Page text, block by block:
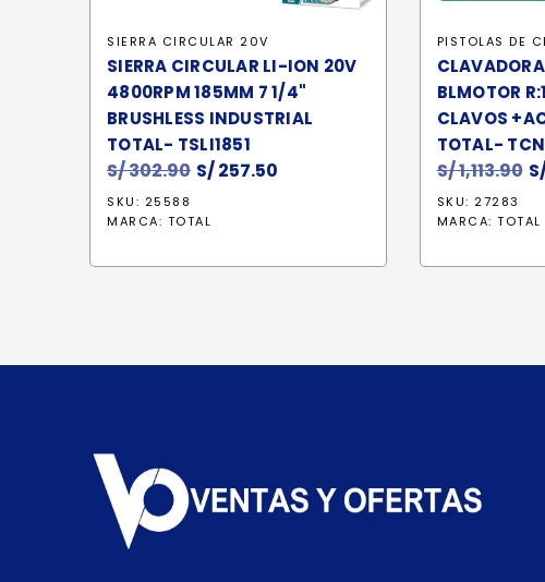
SIERRA CIRCULAR 20V
SIERRA CIRCULAR LI-ION 20V
4800RPM 185MM 7 1/4"
BRUSHLESS INDUSTRIAL
TOTAL- TSLI1851
S/302.90 El
original
S/ 302.90.
S/257.50
S/ 257.50.
SKU: 25588
MARCA: TOTAL
PISTOLAS DE
BLMOTOR
CLAVOS
TOTAL-
S/1,113.90 El
SKU: 27283
MARCA: TOTAL